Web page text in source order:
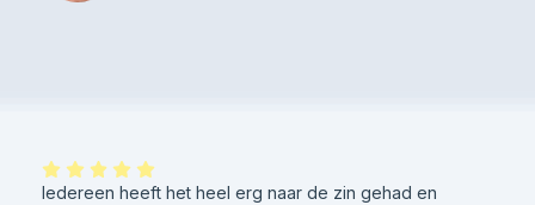
Iedereen heeft het heel erg naar de zin gehad en